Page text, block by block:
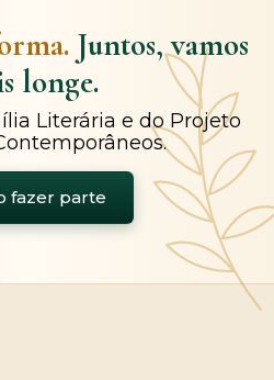
Juntos, vamos
longe.
Literária e do Projeto
fazer parte